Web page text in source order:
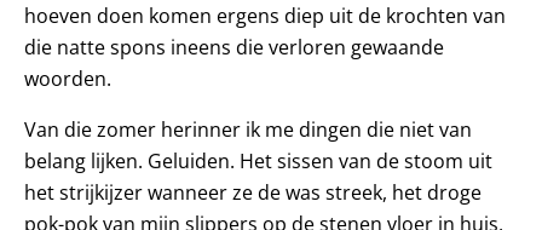
hoeven doen komen ergens diep uit de krochten van
die natte spons ineens die verloren gewaande
woorden.
Van die zomer herinner ik me dingen die niet van
belang lijken. Geluiden. Het sissen van de stoom uit
het strijkijzer wanneer ze de was streek, het droge
pok-pok van mijn slippers op de stenen vloer in huis,